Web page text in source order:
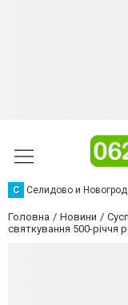
С Селидово и
Головна Новини
святкування 500-річчя